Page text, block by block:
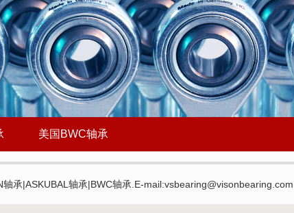
美国BWC轴承
承|ASKUBAL轴承|BWC轴承.E-mail:vsbearing@visonbearing.com